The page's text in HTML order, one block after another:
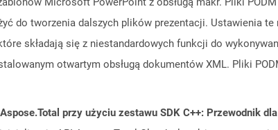
do tworzenia dalszych plików prezentacji. Ustawienia
składają się z niestandardowych funkcji do
otwartym obsługą dokumentów XML. Pliki
przy użyciu zestawu SDK C++: Przewodnik